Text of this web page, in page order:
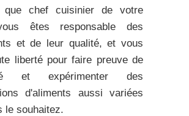
que chef cuisinier de votre
êtes responsable des
et de leur qualité, et vous
liberté pour faire preuve de
et expérimenter des
d'aliments aussi variées
le souhaitez.